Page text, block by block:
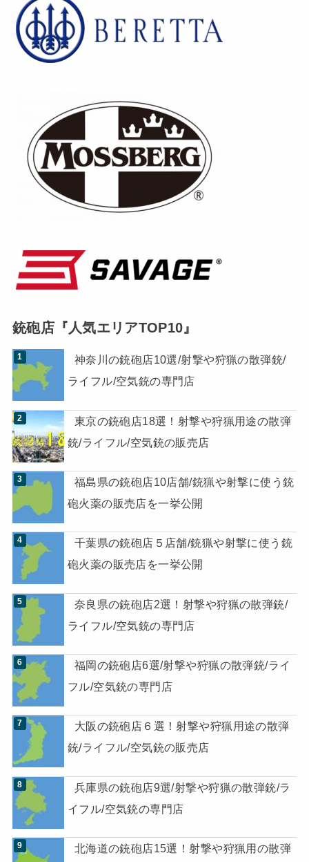
銃砲店『人気エリアTOP10』
神奈川の銃砲店10選/射撃や狩猟の散弾銃/
ライフル/空気銃の専門店
東京の銃砲店18選！射撃や狩猟用途の散弾
銃/ライフル/空気銃の販売店
福島県の銃砲店10店舗/銃猟や射撃に使う銃
砲火薬の販売店を一挙公開
千葉県の銃砲店５店舗/銃猟や射撃に使う銃
砲火薬の販売店を一挙公開
奈良県の銃砲店2選！射撃や狩猟の散弾銃/
ライフル/空気銃の専門店
福岡の銃砲店6選/射撃や狩猟の散弾銃/ライ
フル/空気銃の専門店
大阪の銃砲店６選！射撃や狩猟用途の散弾
銃/ライフル/空気銃の販売店
兵庫県の銃砲店9選/射撃や狩猟の散弾銃/ラ
イフル/空気銃の専門店
北海道の銃砲店15選！射撃や狩猟用の散弾